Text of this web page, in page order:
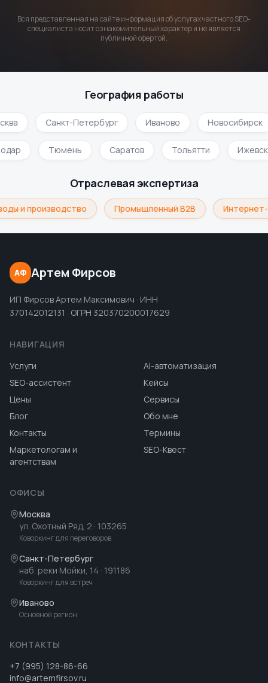
Вся представленная на сайте информация об услугах частного SEO-
специалиста носит ознакомительный характер и не является
публичной офертой.
География работы
Санкт-Петербург Иваново Новосибирск
Тюмень Саратов Тольятти
Отраслевая экспертиза
и производство Промышленный B2B
АФ Артем Фирсов
ИП Фирсов Артем Максимович · ИНН
370142012131 · ОГРН 320370200017629
НАВИГАЦИЯ
Услуги
AI-автоматизация
SEO-ассистент
Кейсы
Цены
Сервисы
Блог
Обо мне
Контакты
Термины
Маркетологам и
агентствам
SEO-Квест
ОФИСЫ
Москва
ул. Охотный Ряд, 2 · 103265
Коворкинг для переговоров
Санкт-Петербург
наб. реки Мойки, 14 · 191186
Коворкинг для встреч
Иваново
Основной регион
КОНТАКТЫ
+7 (995) 128-86-66
info@artemfirsov.ru